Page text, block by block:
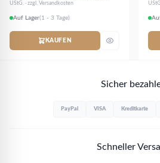
UStG. · zzgl. Versandkosten
Auf Lager(1 - 3 Tage)
KAUFEN
Sicher
PayPal VISA Kreditkarte
Schneller